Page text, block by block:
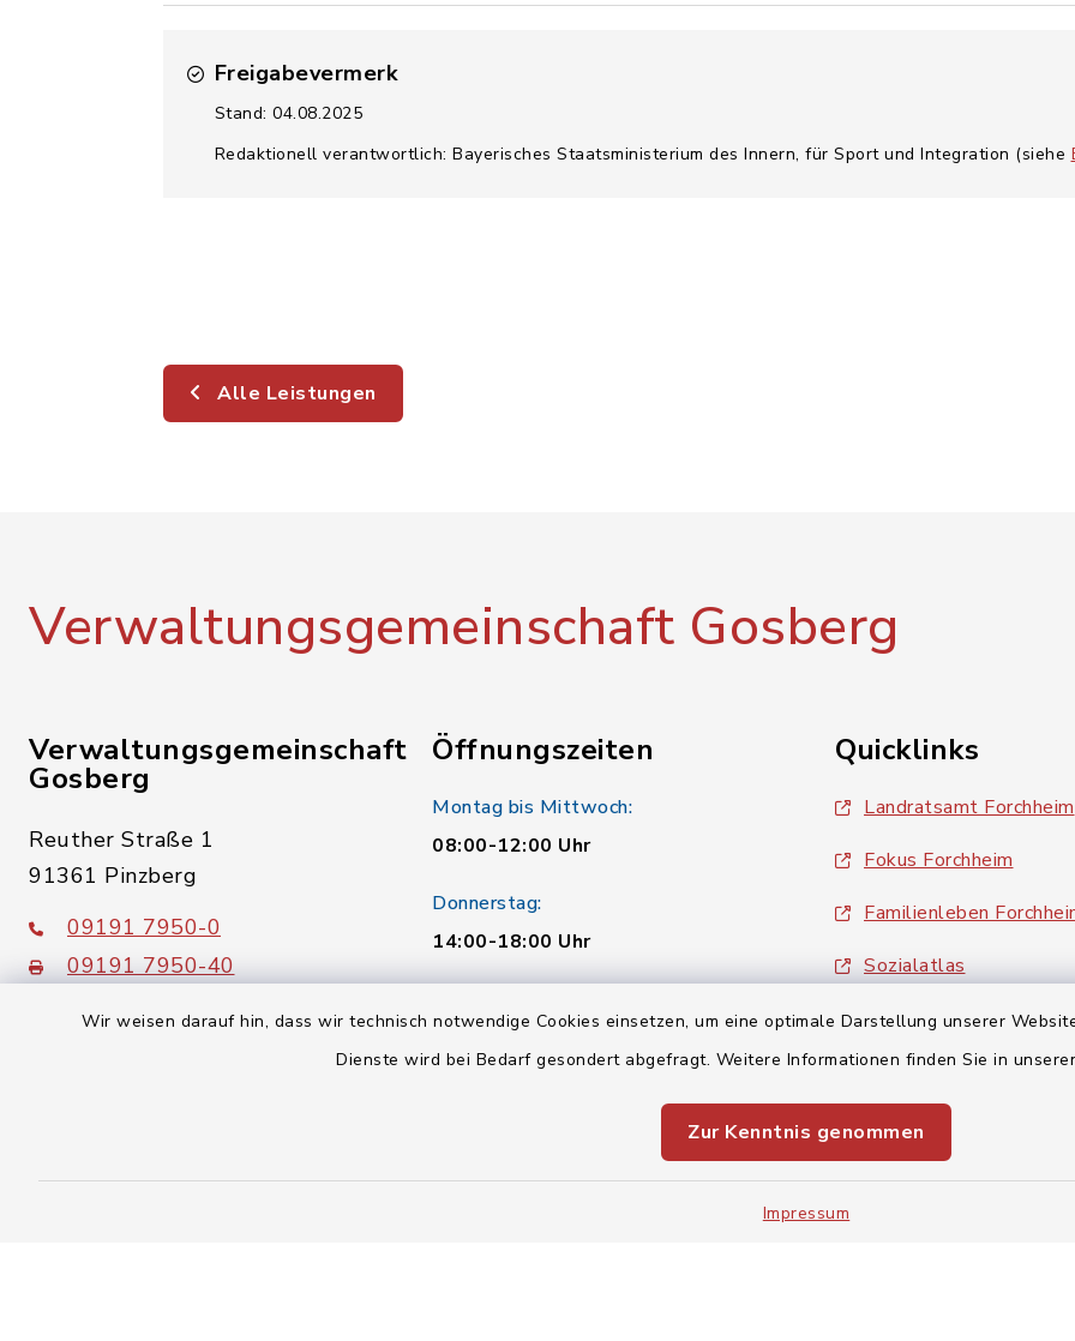
Wir weisen darauf hin, dass wir technisch notwendige Cookies einsetzen, um eine optimale Darstellung unserer
Dienste wird bei Bedarf gesondert abgefragt. Weitere Informationen finden Sie in
Zur Kenntnis genommen
Impressum
Freigabevermerk
Stand: 04.08.2025
Redaktionell verantwortlich: Bayerisches Staatsministerium des Innern, für Sport und Integration (siehe
Alle Leistungen
Verwaltungsgemeinschaft Gosberg
Verwaltungsgemeinschaft
Gosberg
Reuther Straße 1
91361 Pinzberg
09191 7950-0
09191 7950-40
Öffnungszeiten
Montag bis Mittwoch:
08:00-12:00 Uhr
Donnerstag:
14:00-18:00 Uhr
08:00-12:00 Uhr
Quicklinks
Landratsamt Forchheim
Fokus Forchheim
Familienleben
Sozialatlas
BayernPortal
inixmedia